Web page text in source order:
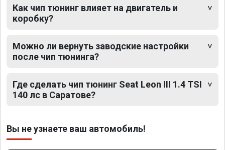
Как чип тюнинг влияет на двигатель и
коробку?
Можно ли вернуть заводские настройки
после чип тюнинга?
Где сделать чип тюнинг Seat Leon III 1.4 TSI
140 лс в Саратове?
Вы не узнаете ваш автомобиль!